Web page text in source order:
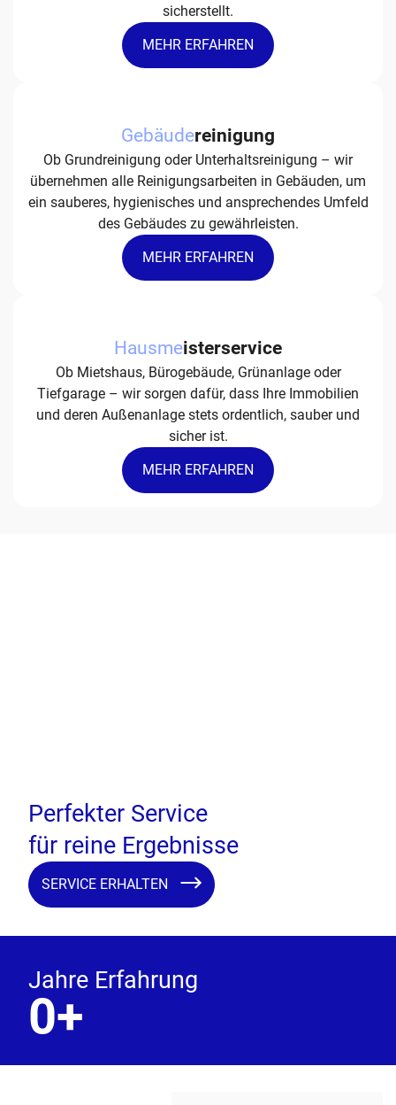
sicherstellt.
MEHR ERFAHREN
Gebäudereinigung
Ob Grundreinigung oder Unterhaltsreinigung – wir
übernehmen alle Reinigungsarbeiten in Gebäuden, um
ein sauberes, hygienisches und ansprechendes Umfeld
des Gebäudes zu gewährleisten.
MEHR ERFAHREN
Hausmeisterservice
Ob Mietshaus, Bürogebäude, Grünanlage oder
Tiefgarage – wir sorgen dafür, dass Ihre Immobilien
und deren Außenanlage stets ordentlich, sauber und
sicher ist.
MEHR ERFAHREN
Perfekter Service
für reine Ergebnisse
SERVICE ERHALTEN
Jahre Erfahrung
0+